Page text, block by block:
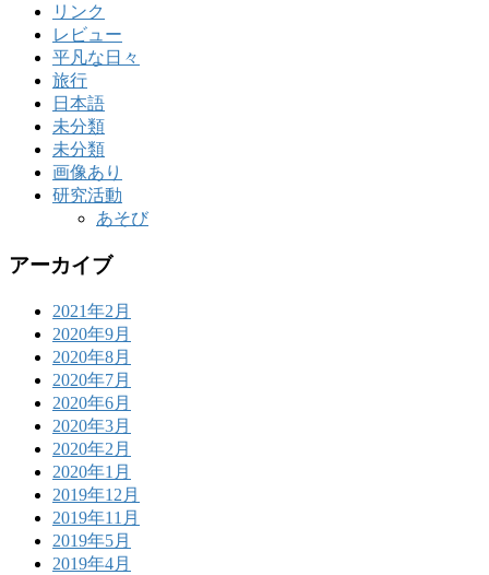
リンク
レビュー
平凡な日々
旅行
日本語
未分類
未分類
画像あり
研究活動
あそび
アーカイブ
2021年2月
2020年9月
2020年8月
2020年7月
2020年6月
2020年3月
2020年2月
2020年1月
2019年12月
2019年11月
2019年5月
2019年4月